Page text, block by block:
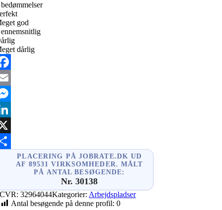
god
dårlig
PLACERING PÅ JOBRATE.DK UD
AF 89531 VIRKSOMHEDER. MÅLT
PÅ ANTAL BESØGENDE:
Nr. 30138
CVR:32964044Kategorier: Arbejdspladser
Antal besøgende på denne profil: 0